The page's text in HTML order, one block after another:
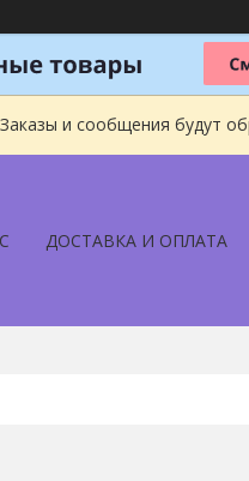
и сообщения будут
ДОСТАВКА И ОПЛАТА